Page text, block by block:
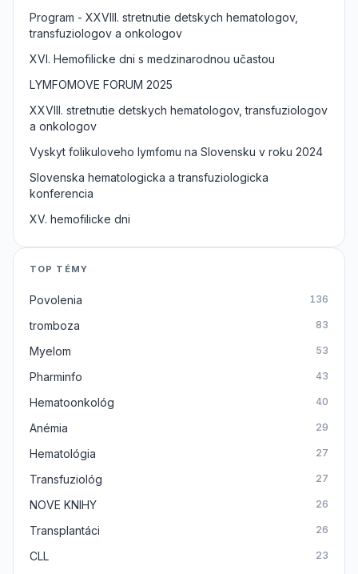
Program - XXVIII. stretnutie detskych hematologov,
transfuziologov a onkologov
XVI. Hemofilicke dni s medzinarodnou učastou
LYMFOMOVE FORUM 2025
XXVIII. stretnutie detskych hematologov, transfuziologov
a onkologov
Vyskyt folikuloveho lymfomu na Slovensku v roku 2024
Slovenska hematologicka a transfuziologicka
konferencia
XV. hemofilicke dni
TOP TÉMY
Povolenia 136
tromboza 83
Myelom 53
Pharminfo 43
Hematoonkológ 40
Anémia 29
Hematológia 27
Transfuziológ 27
NOVE KNIHY 26
Transplantáci 26
CLL 23